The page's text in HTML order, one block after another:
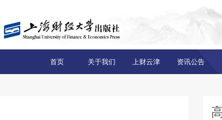
首页 关于我们 上财云津 资讯公告